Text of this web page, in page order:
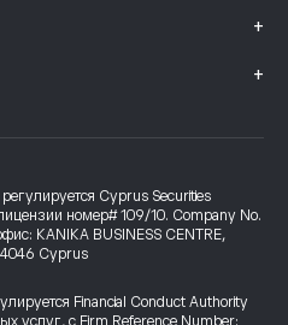
+
+
Cyprus Securities
номер# 109/10. Company No.
KANIKA BUSINESS CENTRE,
4046 Cyprus
Financial Conduct Authority
услуг, с Firm Reference Number: